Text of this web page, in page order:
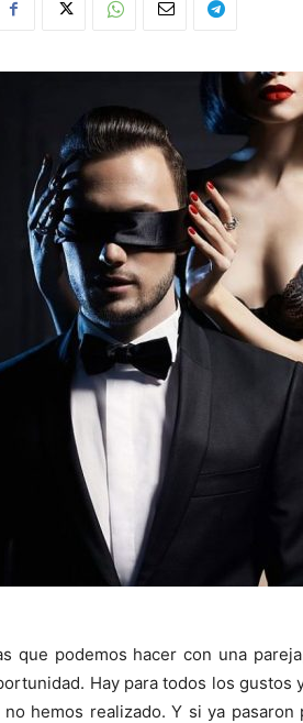
que podemos hacer con una
Hay para todos los gustos
hemos realizado. Y si ya